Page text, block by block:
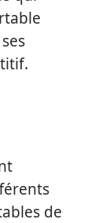
de